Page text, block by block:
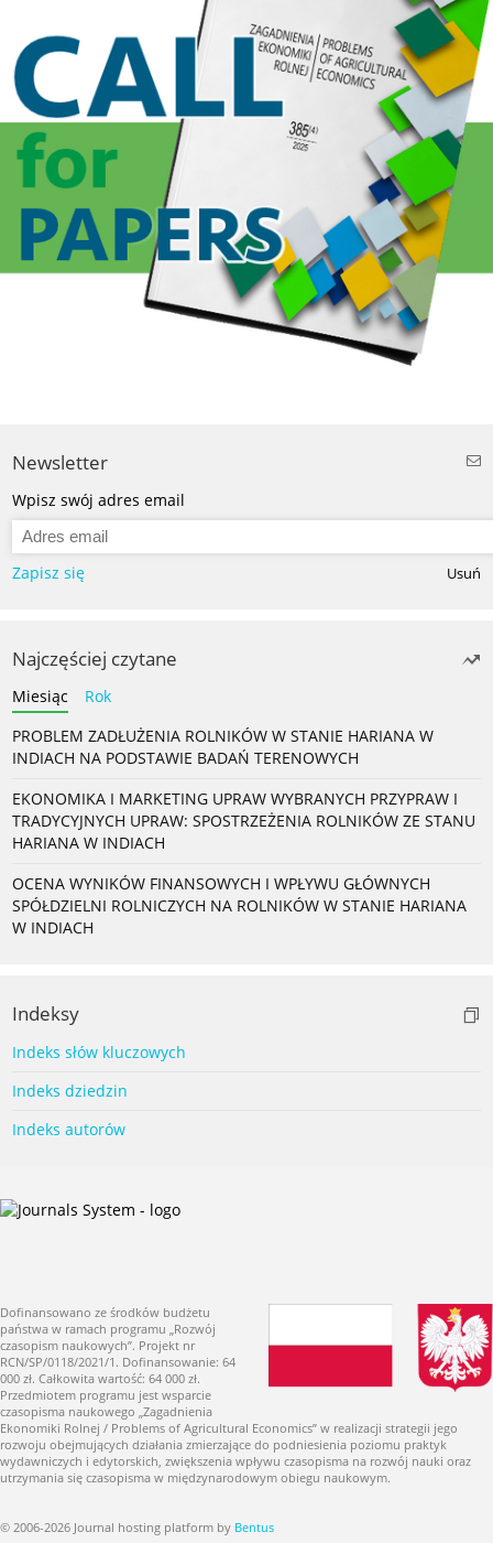
Newsletter
Wpisz swój adres email
Zapisz się Usuń
Najczęściej czytane
Miesiąc
Rok
PROBLEM ZADŁUŻENIA ROLNIKÓW W STANIE HARIANA W
INDIACH NA PODSTAWIE BADAŃ TERENOWYCH
EKONOMIKA I MARKETING UPRAW WYBRANYCH PRZYPRAW I
TRADYCYJNYCH UPRAW: SPOSTRZEŻENIA ROLNIKÓW ZE STANU
HARIANA W INDIACH
OCENA WYNIKÓW FINANSOWYCH I WPŁYWU GŁÓWNYCH
SPÓŁDZIELNI ROLNICZYCH NA ROLNIKÓW W STANIE HARIANA
W INDIACH
Indeksy
Indeks słów kluczowych
Indeks dziedzin
Indeks autorów
Dofinansowano ze środków budżetu
państwa w ramach programu „Rozwój
czasopism naukowych”. Projekt nr
RCN/SP/0118/2021/1. Dofinansowanie: 64
000 zł. Całkowita wartość: 64 000 zł.
Przedmiotem programu jest wsparcie
czasopisma naukowego „Zagadnienia
Ekonomiki Rolnej / Problems of Agricultural Economics” w realizacji strategii jego
rozwoju obejmujących działania zmierzające do podniesienia poziomu praktyk
wydawniczych i edytorskich, zwiększenia wpływu czasopisma na rozwój nauki oraz
utrzymania się czasopisma w międzynarodowym obiegu naukowym.
© 2006-2026 Journal hosting platform by Bentus